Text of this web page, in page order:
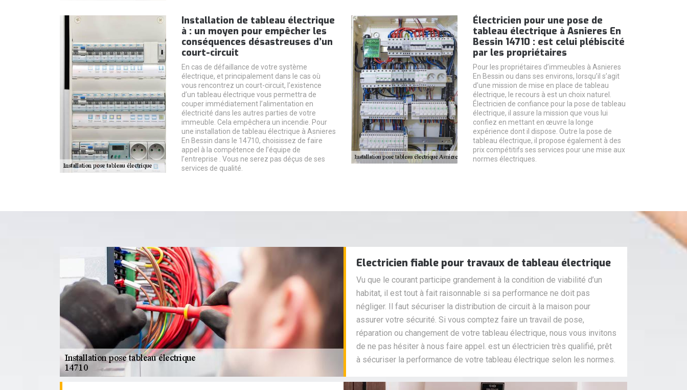
Installation de tableau électrique
à : un moyen pour empêcher les
conséquences désastreuses d’un
court-circuit
En cas de défaillance de votre système
électrique, et principalement dans le cas où
vous rencontrez un court-circuit, l’existence
d’un tableau électrique vous permettra de
couper immédiatement l’alimentation en
électricité dans les autres parties de votre
immeuble. Cela empêchera un incendie. Pour
une installation de tableau électrique à Asnieres
En Bessin dans le 14710, choisissez de faire
appel à la compétence de l’équipe de
l’entreprise . Vous ne serez pas déçus de ses
services de qualité.
Électricien pour une pose de
tableau électrique à Asnieres En
Bessin 14710 : est celui plébiscité
par les propriétaires
Pour les propriétaires d’immeubles à Asnieres
En Bessin ou dans ses environs, lorsqu’il s’agit
d’une mission de mise en place de tableau
électrique, le recours à est un choix naturel.
Électricien de confiance pour la pose de tableau
électrique, il assure la mission que vous lui
confiez en mettant en œuvre la longe
expérience dont il dispose. Outre la pose de
tableau électrique, il propose également à des
prix compétitifs ses services pour une mise aux
normes électriques.
Electricien fiable pour travaux de tableau électrique
Vu que le courant participe grandement à la condition de viabilité d’un
habitat, il est tout à fait raisonnable si sa performance ne doit pas
négliger. Il faut sécuriser la distribution de circuit à la maison pour
assurer votre sécurité. Si vous comptez faire un travail de pose,
réparation ou changement de votre tableau électrique, nous vous invitons
de ne pas hésiter à nous faire appel. est un électricien très qualifié, prêt
à sécuriser la performance de votre tableau électrique selon les normes.